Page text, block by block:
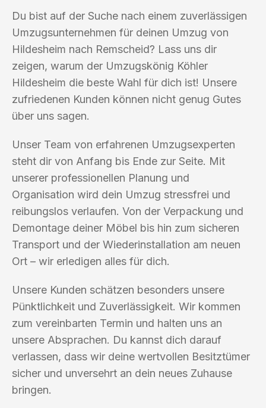
Du bist auf der Suche nach einem zuverlässigen
Umzugsunternehmen für deinen Umzug von
Hildesheim nach Remscheid? Lass uns dir
zeigen, warum der Umzugskönig Köhler
Hildesheim die beste Wahl für dich ist! Unsere
zufriedenen Kunden können nicht genug Gutes
über uns sagen.
Unser Team von erfahrenen Umzugsexperten
steht dir von Anfang bis Ende zur Seite. Mit
unserer professionellen Planung und
Organisation wird dein Umzug stressfrei und
reibungslos verlaufen. Von der Verpackung und
Demontage deiner Möbel bis hin zum sicheren
Transport und der Wiederinstallation am neuen
Ort – wir erledigen alles für dich.
Unsere Kunden schätzen besonders unsere
Pünktlichkeit und Zuverlässigkeit. Wir kommen
zum vereinbarten Termin und halten uns an
unsere Absprachen. Du kannst dich darauf
verlassen, dass wir deine wertvollen Besitztümer
sicher und unversehrt an dein neues Zuhause
bringen.